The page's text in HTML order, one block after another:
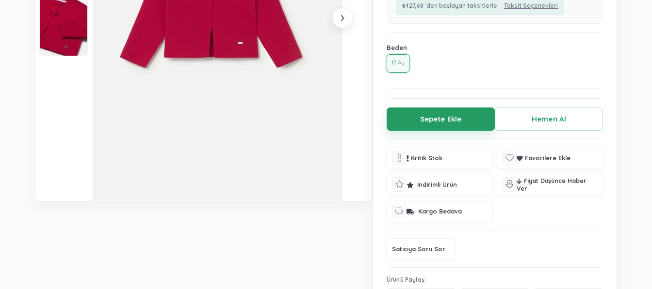
›
₺427,68 `den başlayan taksitlerle Taksit Seçenekleri
Beden
12 Ay
Kritik Stok Favorilere Ekle
İndirimli Ürün
Fiyat Düşünce Haber
Ver
Kargo Bedava
Satıcıya Soru Sor
Ürünü Paylaş: